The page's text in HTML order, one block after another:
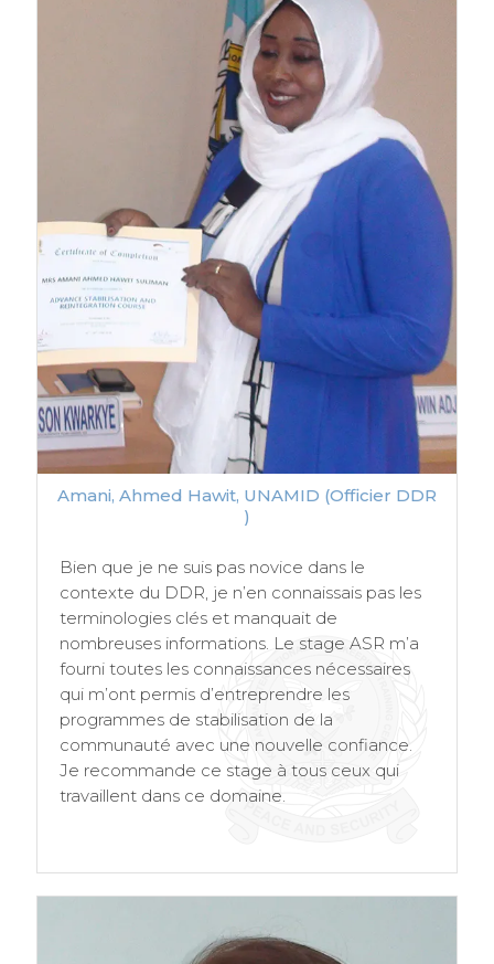
Amani, Ahmed Hawit, UNAMID (Officier DDR
)
Bien que je ne suis pas novice dans le
contexte du DDR, je n’en connaissais pas les
terminologies clés et manquait de
nombreuses informations. Le stage ASR m’a
fourni toutes les connaissances nécessaires
qui m’ont permis d’entreprendre les
programmes de stabilisation de la
communauté avec une nouvelle confiance.
Je recommande ce stage à tous ceux qui
travaillent dans ce domaine.